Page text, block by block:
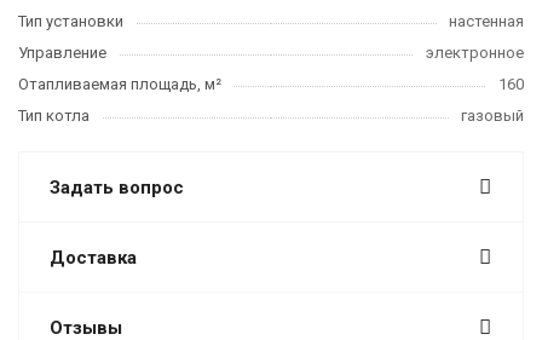
Тип установки
настенная
Управление
электронное
Отапливаемая площадь, м²
160
Тип котла
газовый
Задать вопрос
Доставка
Отзывы